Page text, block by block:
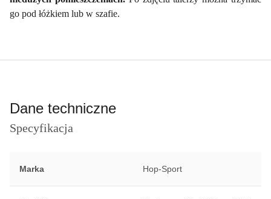
go pod łóżkiem lub w szafie.
Dane techniczne
Specyfikacja
Marka Hop-Sport